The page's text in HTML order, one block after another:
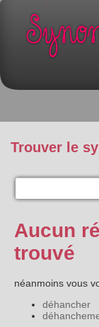
Trouver le
Aucun
trouvé
néanmoins vous
déhancher